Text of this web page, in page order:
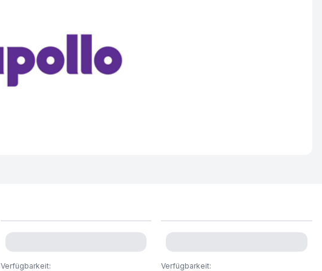
Verfügbarkeit: Verfügbarkeit: